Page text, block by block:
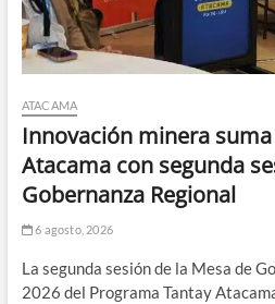
ATACAMA
Innovación minera
Atacama con segunda
Gobernanza Regional
6 agosto, 2026
La segunda sesión de la Mesa de
2026 del Programa Tantay